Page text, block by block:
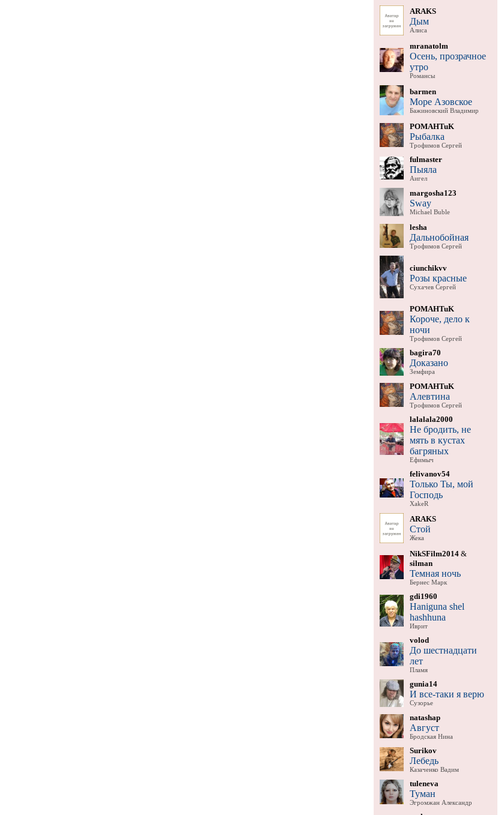
ARAKS
Дым
Алиса
mranatolm
Осень, прозрачное
утро
Романсы
barmen
Море Азовское
Бажиновский Владимир
POMAHTuK
Рыбалка
Трофимов Сергей
fulmaster
Пыяла
Аигел
margosha123
Sway
Michael Buble
lesha
Дальнобойная
Трофимов Сергей
ciunchikvv
Розы красные
Сухачев Сергей
POMAHTuK
Короче, дело к
ночи
Трофимов Сергей
bagira70
Доказано
Земфира
POMAHTuK
Алевтина
Трофимов Сергей
lalalala2000
Не бродить, не
мять в кустах
багряных
Ефимыч
felivanov54
Только Ты, мой
Господь
XakeR
ARAKS
Стой
Жека
NikSFilm2014&
silman
Темная ночь
Бернес Марк
gdi1960
Haniguna shel
hashhuna
Иврит
volod
До шестнадцати
лет
Пламя
gunia14
И все-таки я верю
Сузорье
natashap
Август
Бродская Нина
Surikov
Лебедь
Казаченко Вадим
tuleneva
Туман
Эгромжан Александр